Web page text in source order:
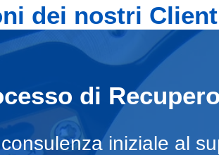
dei nostri
di
iniziale al